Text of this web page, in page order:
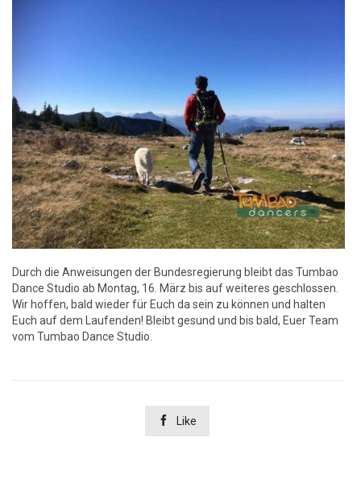
Durch die Anweisungen der Bundesregierung bleibt das Tumbao
Dance Studio ab Montag, 16. März bis auf weiteres geschlossen.
Wir hoffen, bald wieder für Euch da sein zu können und halten
Euch auf dem Laufenden! Bleibt gesund und bis bald, Euer Team
vom Tumbao Dance Studio.
 Like